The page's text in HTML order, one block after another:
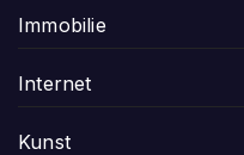
Immobilie
Internet
Kunst